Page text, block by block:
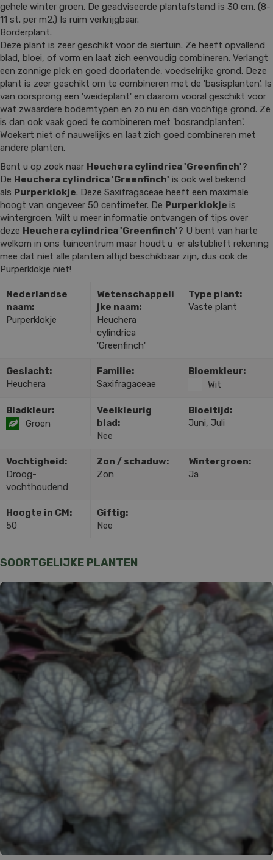
gehele winter groen. De geadviseerde plantafstand is 30 cm. (8-
11 st. per m2.) Is ruim verkrijgbaar.
Borderplant.
Deze plant is zeer geschikt voor de siertuin. Ze heeft opvallend
blad, bloei, of vorm en laat zich eenvoudig combineren. Verlangt
een zonnige plek en goed doorlatende, voedselrijke grond. Deze
plant is zeer geschikt om te combineren met de 'basisplanten'. Is
van oorsprong een 'weideplant' en daarom vooral geschikt voor
wat zwaardere bodemtypen en zo nu en dan vochtige grond. Ze
is dan ook vaak goed te combineren met 'bosrandplanten'.
Woekert niet of nauwelijks en laat zich goed combineren met
andere planten.
Bent u op zoek naar Heuchera cylindrica 'Greenfinch'?
De Heuchera cylindrica 'Greenfinch' is ook wel bekend
als Purperklokje. Deze Saxifragaceae heeft een maximale
hoogt van ongeveer 50 centimeter. De Purperklokje is
wintergroen. Wilt u meer informatie ontvangen of tips over
deze Heuchera cylindrica 'Greenfinch'? U bent van harte
welkom in ons tuincentrum maar houdt u er alstublieft rekening
mee dat niet alle planten altijd beschikbaar zijn, dus ook de
Purperklokje niet!
Nederlandse
naam:
Purperklokje
Wetenschappeli
jke naam:
Heuchera
cylindrica
'Greenfinch'
Type plant:
Vaste plant
Geslacht:
Heuchera
Familie:
Saxifragaceae
Bloemkleur:
Wit
Bladkleur:
Groen
Veelkleurig
blad:
Nee
Bloeitijd:
Juni, Juli
Vochtigheid:
Droog-
vochthoudend
Zon / schaduw:
Zon
Wintergroen:
Ja
Hoogte in CM:
50
Giftig:
Nee
SOORTGELIJKE PLANTEN